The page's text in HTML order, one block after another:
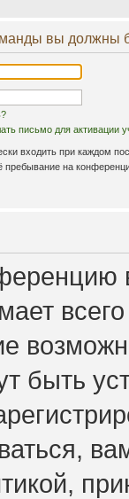
вы должны
письмо для активации
входить при каждом
пребывание на
быть